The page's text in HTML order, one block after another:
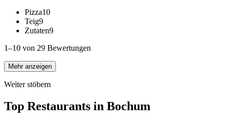
Pizza10
Teig9
Zutaten9
1–10 von 29 Bewertungen
Mehr anzeigen
Weiter stöbern
Top Restaurants in Bochum